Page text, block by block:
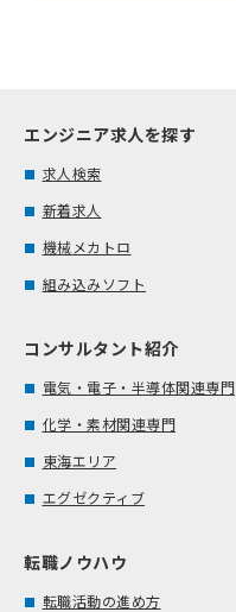
エンジニア求人を探す
求人検索
新着求人
機械メカトロ
組み込みソフト
コンサルタント紹介
電気・電子・半導体関連専門
化学・素材関連専門
東海エリア
エグゼクティブ
転職ノウハウ
転職活動の進め方